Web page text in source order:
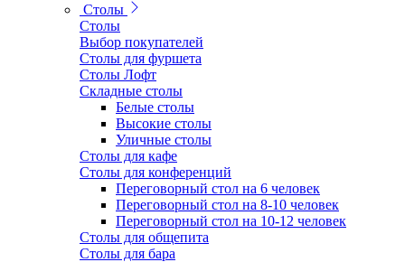
Столы
Столы
Выбор покупателей
Столы для фуршета
Столы Лофт
Складные столы
Белые столы
Высокие столы
Уличные столы
Столы для кафе
Столы для конференций
Переговорный стол на 6 человек
Переговорный стол на 8-10 человек
Переговорный стол на 10-12 человек
Столы для общепита
Столы для бара